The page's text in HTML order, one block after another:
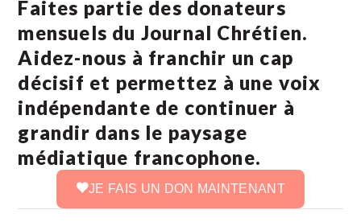
Faites partie des donateurs
mensuels du Journal Chrétien.
Aidez-nous à franchir un cap
décisif et permettez à une voix
indépendante de continuer à
grandir dans le paysage
médiatique francophone.
JE FAIS UN DON MAINTENANT